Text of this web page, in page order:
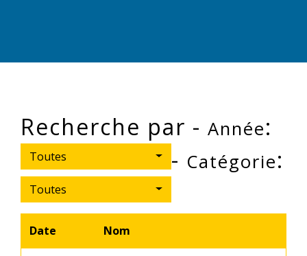
Recherche par - Année:
Toutes - Catégorie:
Toutes
Date Nom